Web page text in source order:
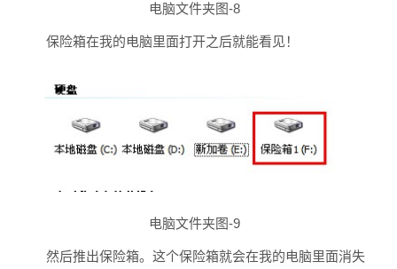
电脑文件夹图-8
保险箱在我的电脑里面打开之后就能看见！
电脑文件夹图-9
然后推出保险箱。这个保险箱就会在我的电脑里面消失